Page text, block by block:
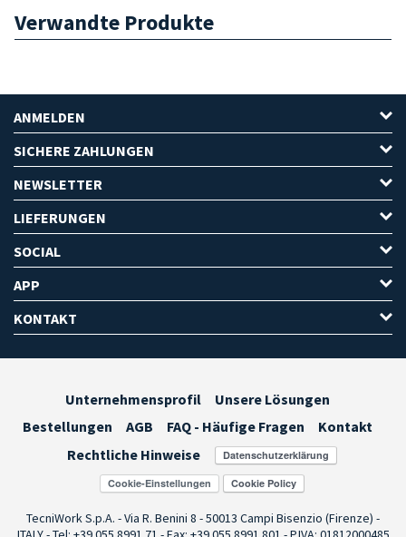
Verwandte Produkte
ANMELDEN
SICHERE ZAHLUNGEN
NEWSLETTER
LIEFERUNGEN
SOCIAL
APP
KONTAKT
Unternehmensprofil
Unsere Lösungen
Bestellungen
AGB FAQ - Häufige Fragen
Kontakt
Rechtliche Hinweise
Cookie-Einstellungen
TecniWork S.p.A. - Via R. Benini 8 - 50013 Campi Bisenzio (Firenze) -